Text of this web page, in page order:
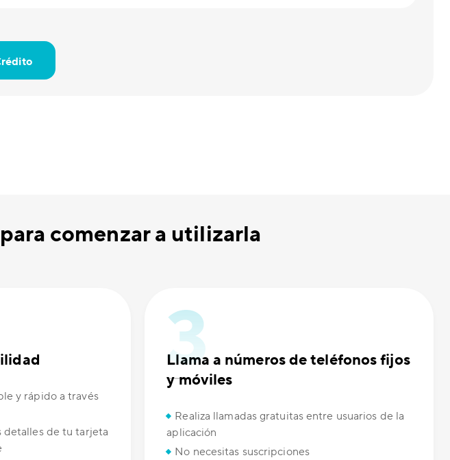
comenzar a utilizarla
y rápido a través
detalles de tu tarjeta
Llama a números de teléfonos fijos
y móviles
Realiza llamadas gratuitas entre usuarios de la
aplicación
No necesitas suscripciones